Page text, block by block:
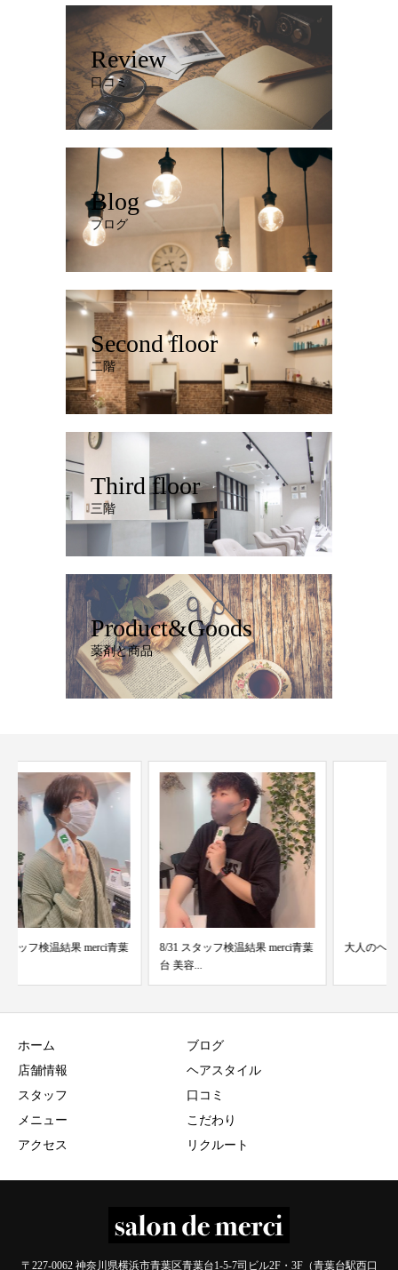
Review
口コミ
Blog
ブログ
Second floor
二階
Third floor
三階
Product&Goods
薬剤と商品
8/31 スタッフ検温結果 merci青葉
大人のヘアスタイル
ホーム
店舗情報
スタッフ
メニュー
アクセス
ブログ
ヘアスタイル
口コミ
こだわり
リクルート
〒227-0062 神奈川県横浜市青葉区青葉台1-5-7司ビル2F・3F（青葉台駅西口